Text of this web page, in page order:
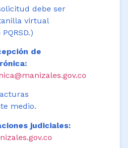
debe ser
virtual
de
medio.
judiciales: